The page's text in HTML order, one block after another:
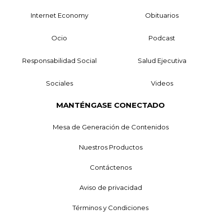
Internet Economy Obituarios
Ocio Podcast
Responsabilidad Social Salud Ejecutiva
Sociales Videos
MANTÉNGASE CONECTADO
Mesa de Generación de Contenidos
Nuestros Productos
Contáctenos
Aviso de privacidad
Términos y Condiciones